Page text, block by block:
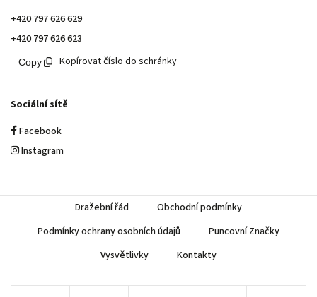
+420 797 626 629
+420 797 626 623
Kopírovat číslo do schránky
Sociální sítě
Facebook
Instagram
Dražební řád
Obchodní podmínky
Podmínky ochrany osobních údajů
Puncovní Značky
Vysvětlivky
Kontakty